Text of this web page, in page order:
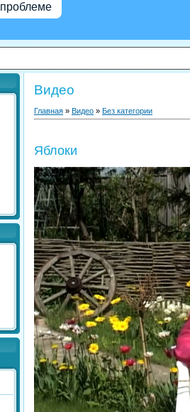
проблеме
Видео
Главная » Видео » Без категории
Яблоки